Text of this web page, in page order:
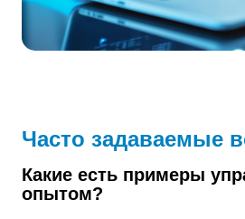
Часто задаваемые
Какие есть примеры
опытом?